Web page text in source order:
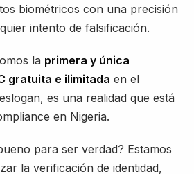
biométricos con una precisión
intento de falsificación.
la primera y única
gratuita e ilimitada en el
es una realidad que está
en Nigeria.
para ser verdad? Estamos
la verificación de identidad,